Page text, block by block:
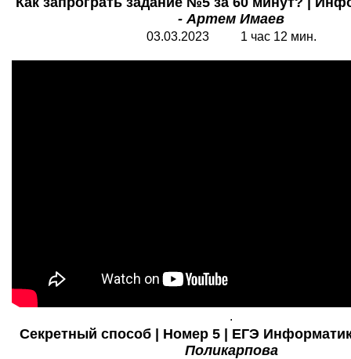
- Артем Имаев
03.03.2023 1 час 12 мин.
.
Секретный способ | Номер 5 | ЕГЭ
Поликарпова